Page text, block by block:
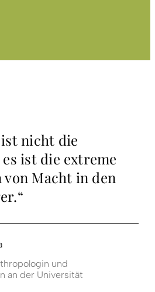
ist nicht die
ist die extreme
Macht in den
und
an der Universität